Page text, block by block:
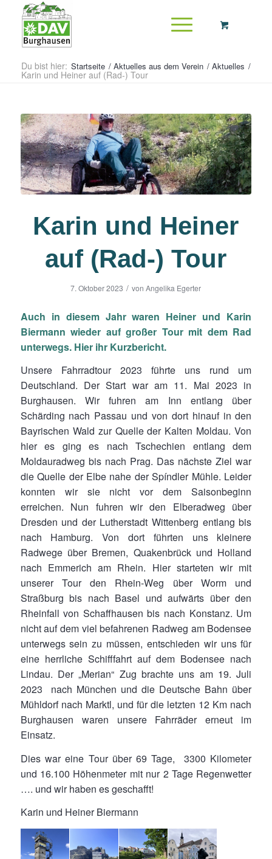
Du bist hier: Startseite / Aktuelles aus dem Verein / Aktuelles /
Karin und Heiner auf (Rad-) Tour
Karin und Heiner
auf (Rad-) Tour
7. Oktober 2023 / vonAngelika Egerter
Auch in diesem Jahr waren Heiner und Karin
Biermann wieder auf großer Tour mit dem Rad
unterwegs. Hier ihr Kurzbericht.
Unsere Fahrradtour 2023 führte uns rund um
Deutschland. Der Start war am 11. Mai 2023 in
Burghausen. Wir fuhren am Inn entlang über
Schärding nach Passau und von dort hinauf in den
Bayrischen Wald zur Quelle der Kalten Moldau. Von
hier es ging es nach Tschechien entlang dem
Moldauradweg bis nach Prag. Das nächste Ziel war
die Quelle der Elbe nahe der Spíndler Mühle. Leider
konnten wir sie nicht vor dem Saisonbeginn
erreichen. Nun fuhren wir den Elberadweg über
Dresden und der Lutherstadt Wittenberg entlang bis
nach Hamburg. Von dort führten uns kleinere
Radwege über Bremen, Quakenbrück und Holland
nach Emmerich am Rhein. Hier starteten wir mit
unserer Tour den Rhein-Weg über Worm und
Straßburg bis nach Basel und aufwärts über den
Rheinfall von Schaffhausen bis nach Konstanz. Um
nicht auf dem viel befahrenen Radweg am Bodensee
unterwegs sein zu müssen, entschieden wir uns für
eine herrliche Schifffahrt auf dem Bodensee nach
Lindau. Der „Merian“ Zug brachte uns am 19. Juli
2023 nach München und die Deutsche Bahn über
Mühldorf nach Marktl, und für die letzten 12 Km nach
Burghausen waren unsere Fahrräder erneut im
Einsatz.
Dies war eine Tour über 69 Tage, 3300 Kilometer
und 16.100 Höhenmeter mit nur 2 Tage Regenwetter
…. und wir haben es geschafft!
Karin und Heiner Biermann